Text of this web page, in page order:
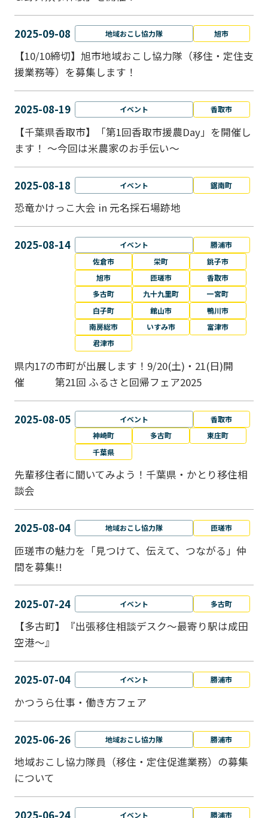
2025-09-08 地域おこし協力隊 旭市
【10/10締切】旭市地域おこし協力隊（移住・定住支
援業務等）を募集します！
2025-08-19 イベント 香取市
【千葉県香取市】「第1回香取市援農Day」を開催し
ます！ ～今回は米農家のお手伝い～
2025-08-18 イベント 鋸南町
恐竜かけっこ大会 in 元名採石場跡地
2025-08-14 イベント
勝浦市
佐倉市
栄町
銚子市
旭市
匝瑳市
香取市
多古町
九十九里町
一宮町
白子町
館山市
鴨川市
南房総市
いすみ市
富津市
君津市
県内17の市町が出展します！9/20(土)・21(日)開
催 第21回 ふるさと回帰フェア2025
2025-08-05 イベント
香取市
神崎町
多古町
東庄町
千葉県
先輩移住者に聞いてみよう！千葉県・かとり移住相
談会
2025-08-04 地域おこし協力隊 匝瑳市
匝瑳市の魅力を「見つけて、伝えて、つながる」仲
間を募集!!
2025-07-24 イベント 多古町
【多古町】『出張移住相談デスク～最寄り駅は成田
空港～』
2025-07-04 イベント 勝浦市
かつうら仕事・働き方フェア
2025-06-26 地域おこし協力隊 勝浦市
地域おこし協力隊員（移住・定住促進業務）の募集
について
2025-06-24 イベント
勝浦市